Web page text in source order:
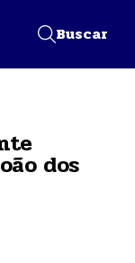
Buscar
dos